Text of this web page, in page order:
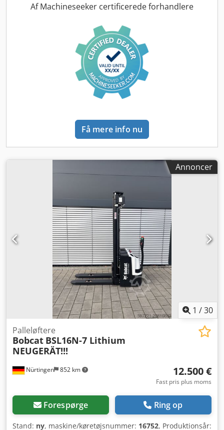
Cjdpfx Agow R A Dls Torf
Af Machineseeker certificerede forhandlere
Få mere info nu
Annoncer
1 /30
Nürtingen 852 km
Palleløftere
Bobcat BSL16N-7 Lithium
NEUGERÄT!!!
12.500 €
Fast pris plus moms
Forespørge Ring op
Stand: ny, maskine/køretøjsnummer: 16752, Produktionsår: